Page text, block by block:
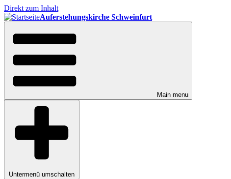
Direkt zum Inhalt
Auferstehungskirche Schweinfurt
Main menu
Untermenü umschalten